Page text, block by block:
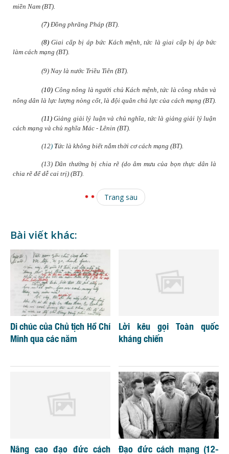
miền Nam (BT).
(7) Đồng phrăng Pháp (BT).
(8) Giai cấp bị áp bức Kách mệnh, tức là giai cấp bị áp bức
làm cách mạng (BT).
(9) Nay là nước Triều Tiên (BT).
(10) Công nông là người chủ Kách mệnh, tức là công nhân và
nông dân là lực lượng nòng cốt, là đội quân chủ lực của cách mạng (BT).
(11) Giảng giải lý luận và chủ nghĩa, tức là giảng giải lý luận
cách mạng và chủ nghĩa Mác - Lênin (BT).
(12) Tức là không biết nắm thời cơ cách mạng (BT).
(13) Dân thường bị chia rẽ (do âm mưu của bọn thực dân là
chia rẽ để dễ cai trị) (BT).
Trang sau
Bài viết khác:
Di chúc của Chủ tịch Hồ Chí
Minh qua các năm
Lời kêu gọi Toàn quốc
kháng chiến
Nâng cao đạo đức cách Đạo đức cách mạng (12-